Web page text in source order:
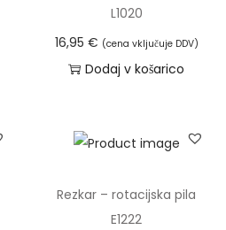
L1020
16,95 € (cena vključuje DDV)
Dodaj v košarico
Rezkar – rotacijska pila
E1222